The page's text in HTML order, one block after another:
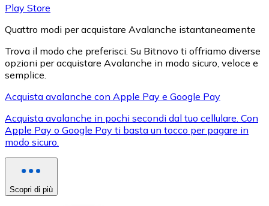
XRP
XRP
Vedi tutto
Buoni cripto
Play Store
Quattro modi per acquistare Avalanche istantaneamente
Trova il modo che preferisci. Su Bitnovo ti offriamo diverse
opzioni per acquistare Avalanche in modo sicuro, veloce e
semplice.
Acquista avalanche con Apple Pay e Google Pay
Acquista avalanche in pochi secondi dal tuo cellulare. Con
Apple Pay o Google Pay ti basta un tocco per pagare in
modo sicuro.
Scopri di più